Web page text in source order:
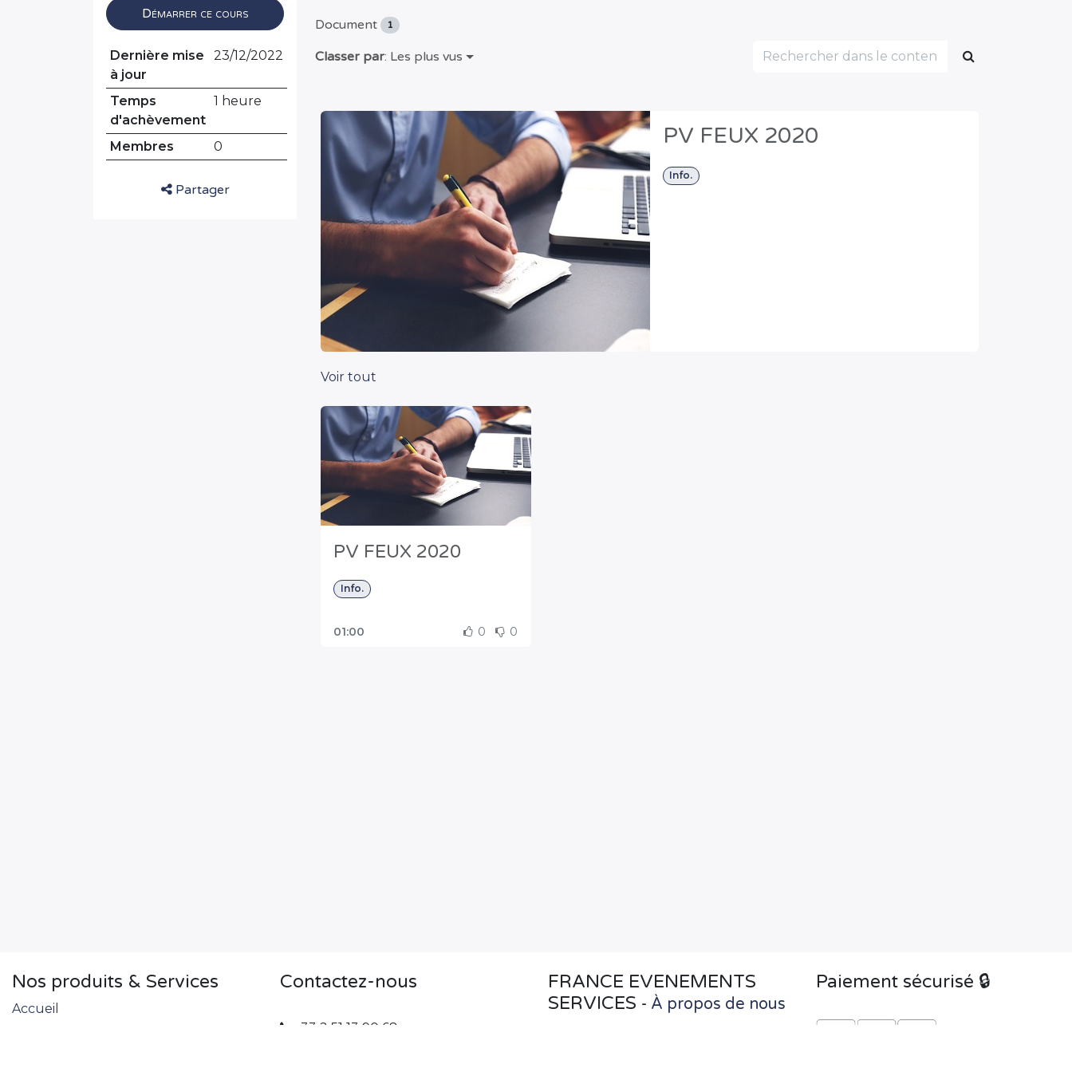
Démarrer ce cours
Dernière mise
à jour
23/12/2022
Temps
d'achèvement
1 heure
Membres 0
Partager
Document 1
Classer par: Les plus vus
PV FEUX 2020
Info.
Voir tout
PV FEUX 2020
Info.
01:00 0 0
Nos produits & Services
Accueil
Contactez-nous
+33 2 51 13 90 68
FRANCE EVENEMENTS
SERVICES - À propos de nous
Paiement sécurisé 🔒